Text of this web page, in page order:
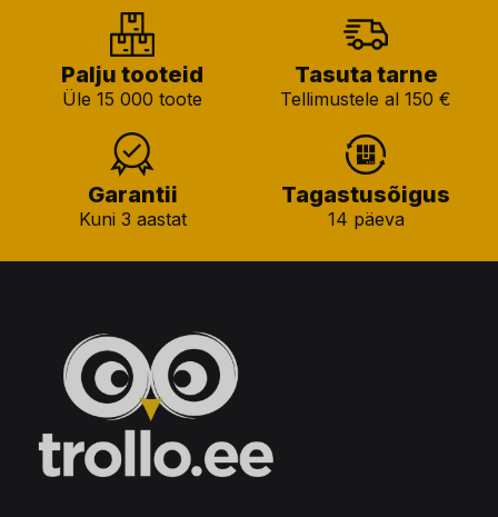
Palju tooteid
Üle 15 000 toote
Tasuta tarne
Tellimustele al 150 €
Garantii
Kuni 3 aastat
Tagastusõigus
14 päeva